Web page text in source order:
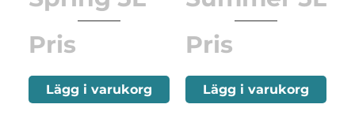
Pris
Lägg i varukorg
Pris
Lägg i varukorg